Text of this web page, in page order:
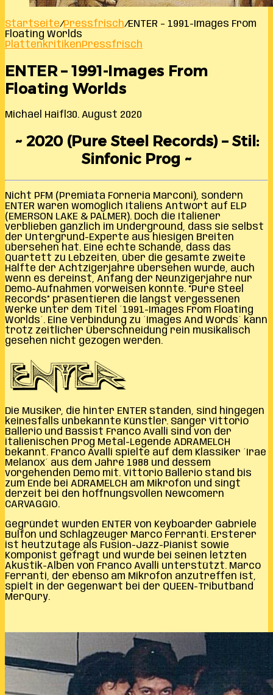
Startseite/Pressfrisch/ENTER – 1991-Images From
Floating Worlds
PlattenkritikenPressfrisch
ENTER – 1991-Images From
Floating Worlds
Michael Haifl 30. August 2020
~ 2020 (Pure Steel Records) – Stil:
Sinfonic Prog ~
Nicht PFM (Premiata Forneria Marconi), sondern
ENTER waren womöglich Italiens Antwort auf ELP
(EMERSON LAKE & PALMER). Doch die Italiener
verblieben gänzlich im Underground, dass sie selbst
der Untergrund-Experte aus hiesigen Breiten
übersehen hat. Eine echte Schande, dass das
Quartett zu Lebzeiten, über die gesamte zweite
Hälfte der Achtzigerjahre übersehen wurde, auch
wenn es dereinst, Anfang der Neunzigerjahre nur
Demo-Aufnahmen vorweisen konnte. “Pure Steel
Records” präsentieren die längst vergessenen
Werke unter dem Titel ´1991-Images From Floating
Worlds´. Eine Verbindung zu ´Images And Words´ kann
trotz zeitlicher Überschneidung rein musikalisch
gesehen nicht gezogen werden.
Die Musiker, die hinter ENTER standen, sind hingegen
keinesfalls unbekannte Künstler. Sänger Vittorio
Ballerio und Bassist Franco Avalli sind von der
italienischen Prog Metal-Legende ADRAMELCH
bekannt. Franco Avalli spielte auf dem Klassiker ´Irae
Melanox´ aus dem Jahre 1988 und dessem
vorgehenden Demo mit. Vittorio Ballerio stand bis
zum Ende bei ADRAMELCH am Mikrofon und singt
derzeit bei den hoffnungsvollen Newcomern
CARVAGGIO.
Gegründet wurden ENTER von Keyboarder Gabriele
Bulfon und Schlagzeuger Marco Ferranti. Ersterer
ist heutzutage als Fusion-Jazz-Pianist sowie
Komponist gefragt und wurde bei seinen letzten
Akustik-Alben von Franco Avalli unterstützt. Marco
Ferranti, der ebenso am Mikrofon anzutreffen ist,
spielt in der Gegenwart bei der QUEEN-Tributband
MerQury.